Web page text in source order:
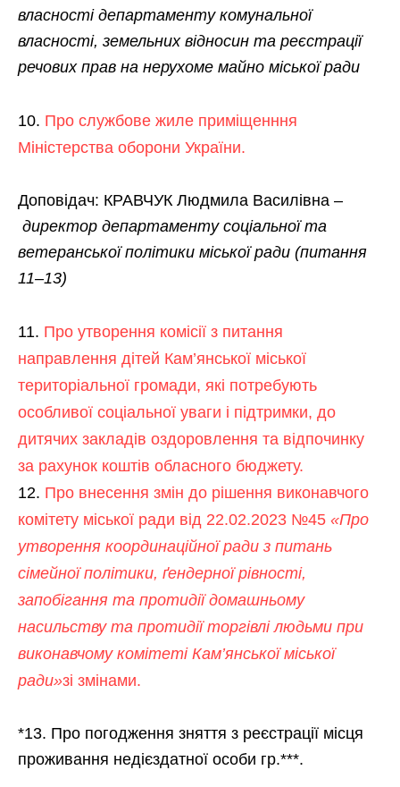
власностідепартаменту комунальної
власності, земельних відносин та реєстрації
речових прав на нерухоме майно міської ради
Про службове жиле приміщенння
Міністерства оборони України.
Доповідач: КРАВЧУК Людмила Василівна –
директор департаменту соціальної та
ветеранської політики міської ради (питання
11–13)
Про утворення комісії з питання
направлення дітей Кам’янської міської
територіальної громади, які потребують
особливої соціальної уваги і підтримки, до
дитячих закладів оздоровлення та відпочинку
за рахунок коштів обласного бюджету.
Про внесення змін до рішення виконавчого
комітету міської ради від 22.02.2023 №45 «Про
утворення координаційної ради з питань
сімейної політики, ґендерної рівності,
запобігання та протидії домашньому
насильству та протидії торгівлі людьми при
виконавчому комітеті Кам’янської міської
ради»зі змінами.
*13. Про погодження зняття з реєстрації місця
проживання недієздатної особи гр.***.